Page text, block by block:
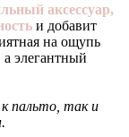
аксессуар,
и добавит
на ощупь
элегантный
пальто, так и